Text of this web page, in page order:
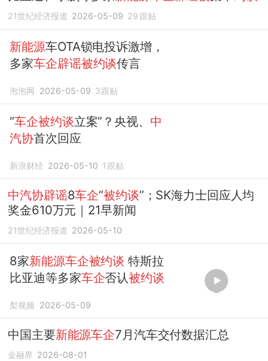
21世纪经济报道 2026-05-09 29 跟贴
新能源车OTA锁电投诉激增，
多家车企辟谣被约谈传言
泡泡网 2026-05-09 3跟贴
“车企被约谈立案”？央视、 中
汽协首次回应
新浪财经 2026-05-10 1 跟贴
中汽协辟谣8车企“被约谈”；SK海力士回应人均
奖金610万元｜21早新闻
21世纪经济报道 2026-05-10
8家新能源车企被约谈 特斯拉
比亚迪等多家车企否认被约谈
梨视频 2026-05-09
中国主要新能源车企7月汽车交付数据汇总
金融界 2026-08-01